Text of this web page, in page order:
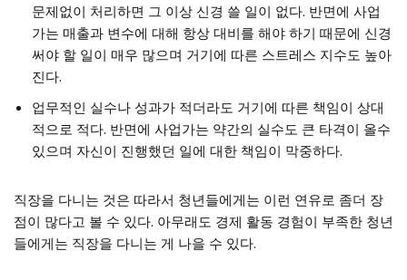
문제없이 처리하면 그 이상 신경 쓸 일이 없다. 반면에 사업
가는 매출과 변수에 대해 항상 대비를 해야 하기 때문에 신경
써야 할 일이 매우 많으며 거기에 따른 스트레스 지수도 높아
진다.
업무적인 실수나 성과가 적더라도 거기에 따른 책임이 상대
적으로 적다. 반면에 사업가는 약간의 실수도 큰 타격이 올수
있으며 자신이 진행했던 일에 대한 책임이 막중하다.
직장을 다니는 것은 따라서 청년들에게는 이런 연유로 좀더 장
점이 많다고 볼 수 있다. 아무래도 경제 활동 경험이 부족한 청년
들에게는 직장을 다니는 게 나을 수 있다.